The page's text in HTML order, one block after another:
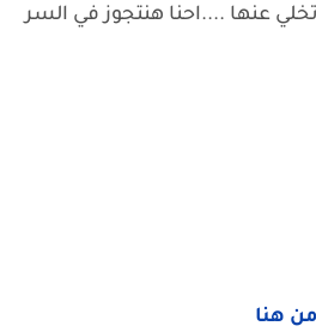
عنها ....احنا هنتجوز في السر
هنا